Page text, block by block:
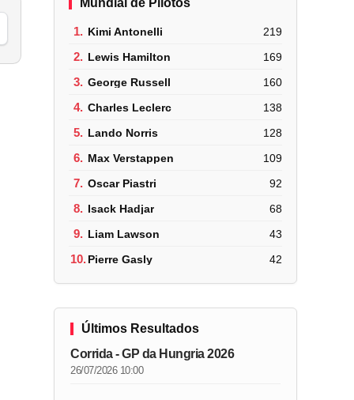
Mundial de Pilotos
1. Kimi Antonelli 219
2. Lewis Hamilton 169
3. George Russell 160
4. Charles Leclerc 138
5. Lando Norris 128
6. Max Verstappen 109
7. Oscar Piastri 92
8. Isack Hadjar 68
9. Liam Lawson 43
10.Pierre Gasly 42
Últimos Resultados
Corrida - GP da Hungria 2026
26/07/2026 10:00